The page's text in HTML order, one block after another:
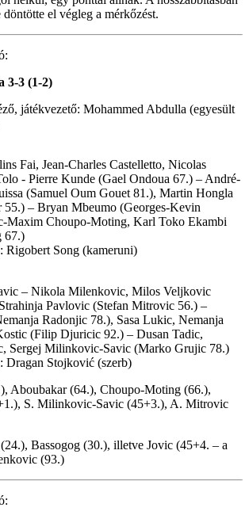
el végleg a mérkőzést.
3-3 (1-2)
játékvezető: Mohammed Abdulla (egyesült
Fai, Jean-Charles Castelletto, Nicolas
- Pierre Kunde (Gael Ondoua 67.) – André-
(Samuel Oum Gouet 81.), Martin Hongla
55.) – Bryan Mbeumo (Georges-Kevin
Maxim Choupo-Moting, Karl Toko Ekambi
67.)
Rigobert Song (kameruni)
– Nikola Milenkovic, Milos Veljkovic
Pavlovic (Stefan Mitrovic 56.) –
Radonjic 78.), Sasa Lukic, Nemanja
(Filip Djuricic 92.) – Dusan Tadic,
Sergej Milinkovic-Savic (Marko Grujic 78.)
Dragan Stojković (szerb)
Aboubakar (64.), Choupo-Moting (66.),
S. Milinkovic-Savic (45+3.), A. Mitrovic
Bassogog (30.), illetve Jovic (45+4. – a
(93.)